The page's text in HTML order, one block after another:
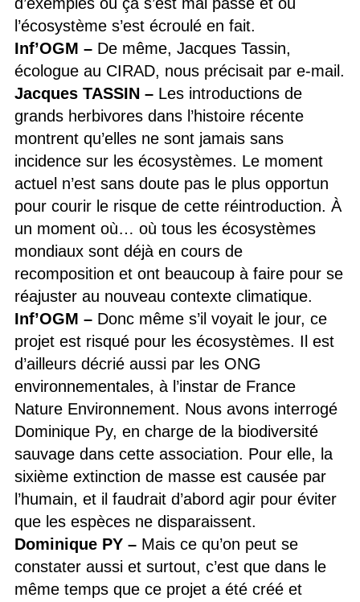
l’écosystème s’est écroulé en fait.
Inf’OGM –De même, Jacques Tassin,
écologue au CIRAD, nous précisait par e-mail.
Jacques TASSIN –Les introductions de
grands herbivores dans l’histoire récente
montrent qu’elles ne sont jamais sans
incidence sur les écosystèmes. Le moment
actuel n’est sans doute pas le plus opportun
pour courir le risque de cette réintroduction. À
un moment où… où tous les écosystèmes
mondiaux sont déjà en cours de
recomposition et ont beaucoup à faire pour se
réajuster au nouveau contexte climatique.
Inf’OGM –Donc même s’il voyait le jour, ce
projet est risqué pour les écosystèmes. Il est
d’ailleurs décrié aussi par les ONG
environnementales, à l’instar de France
Nature Environnement. Nous avons interrogé
Dominique Py, en charge de la biodiversité
sauvage dans cette association. Pour elle, la
sixième extinction de masse est causée par
l’humain, et il faudrait d’abord agir pour éviter
que les espèces ne disparaissent.
Dominique PY –Mais ce qu’on peut se
constater aussi et surtout, c’est que dans le
même temps que ce projet a été créé et